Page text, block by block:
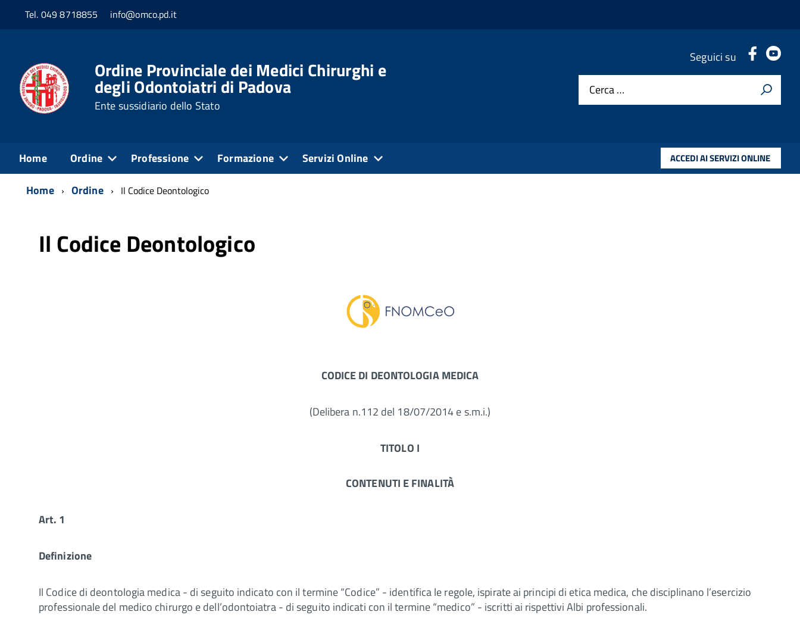
Tel. 049 8718855 info@omco.pd.it
Ordine Provinciale dei Medici Chirurghi e
degli Odontoiatri di Padova
Ente sussidiario dello Stato
Seguici su . .
Cerca …
Home Ordine Professione Formazione Servizi Online ACCEDI AI SERVIZI ONLINE
Home Ordine Il Codice Deontologico
Il Codice Deontologico
CODICE DI DEONTOLOGIA MEDICA
(Delibera n.112 del 18/07/2014 e s.m.i.)
TITOLO I
CONTENUTI EFINALITÀ
Art. 1
Definizione
Il Codice di deontologia medica - di seguito indicato con il termine “Codice” - identifica le regole, ispirate ai principi di etica medica, che disciplinano l’esercizio
professionale del medico chirurgo e dell’odontoiatra - di seguito indicati con il termine “medico” - iscritti ai rispettivi Albi professionali.